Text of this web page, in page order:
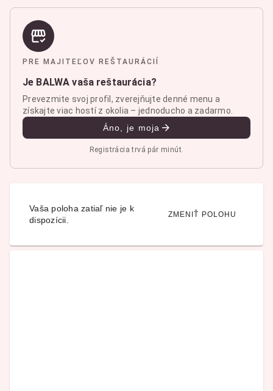
PRE MAJITEĽOV REŠTAURÁCIÍ
Je BALWA vaša reštaurácia?
Prevezmite svoj profil, zverejňujte denné menu a
získajte viac hostí z okolia – jednoducho a zadarmo.
Áno, je moja
Registrácia trvá pár minút.
Vaša poloha zatiaľ nie je k
dispozícii.
ZMENIŤ POLOHU